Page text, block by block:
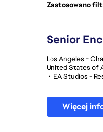
1-20 z 28 Brak
Zastosowano
Senior
Los Angeles -
United States of
• EA Studios -
Więcej